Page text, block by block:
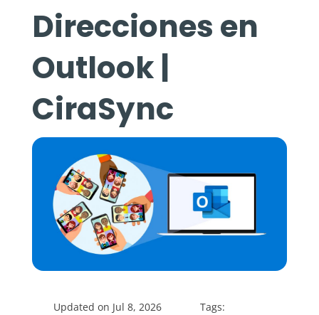
Direcciones en
Outlook |
CiraSync
Updated on Jul 8, 2026
Tags: